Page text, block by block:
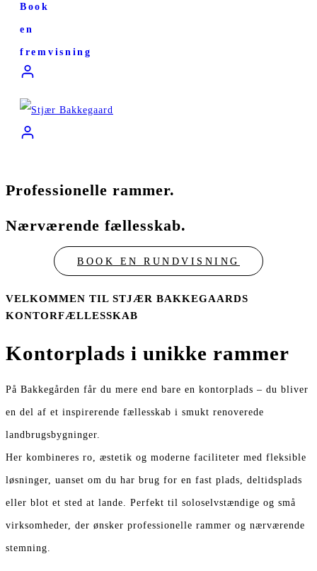
Book
en
fremvisning
Professionelle rammer.
Nærværende fællesskab.
BOOK EN RUNDVISNING
VELKOMMEN TIL STJÆR BAKKEGAARDS
KONTORFÆLLESSKAB
Kontorplads i unikke rammer
På Bakkegården får du mere end bare en kontorplads – du bliver
en del af et inspirerende fællesskab i smukt renoverede
landbrugsbygninger.
Her kombineres ro, æstetik og moderne faciliteter med fleksible
løsninger, uanset om du har brug for en fast plads, deltidsplads
eller blot et sted at lande. Perfekt til soloselvstændige og små
virksomheder, der ønsker professionelle rammer og nærværende
stemning.